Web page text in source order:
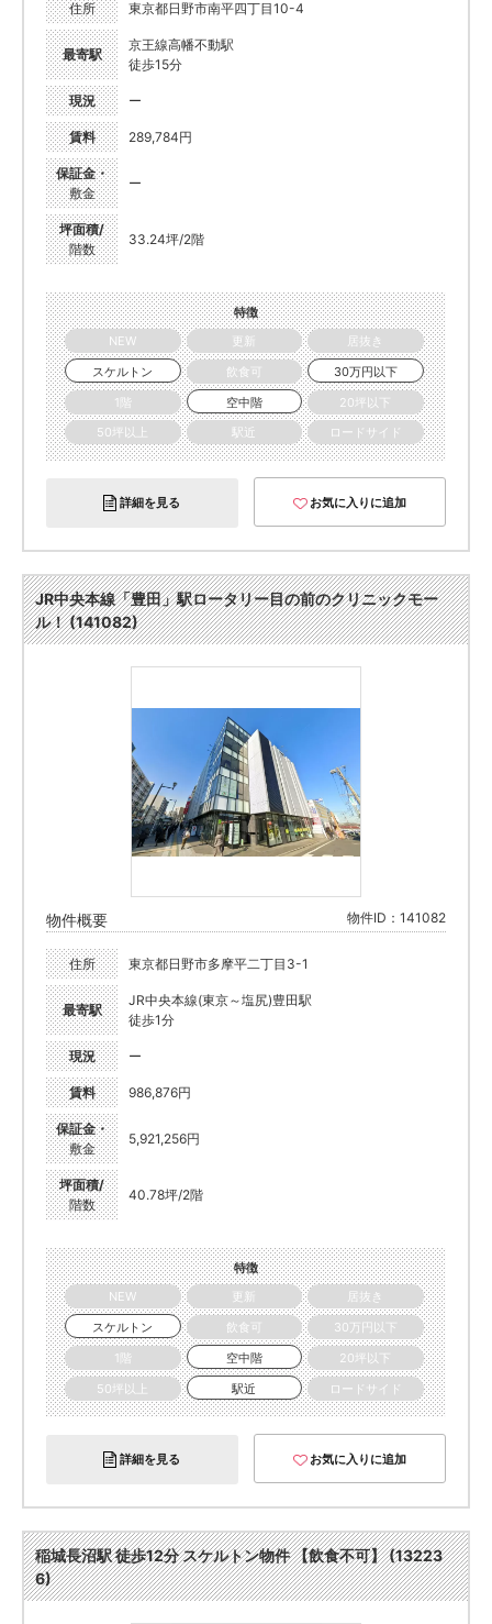
住所 東京都日野市南平四丁目10-4
最寄駅
京王線高幡不動駅
徒歩15分
現況 ー
賃料 289,784円
保証金・
敷金
ー
坪面積/
階数
33.24坪/2階
特徴
NEW
更新
居抜き
スケルトン
飲食可
30万円以下
1階
空中階
20坪以下
50坪以上
駅近 ロードサイド
詳細を見る お気に入りに追加
JR中央本線「豊田」駅ロータリー目の前のクリニックモー
ル！ (141082)
物件概要 物件ID：141082
住所 東京都日野市多摩平二丁目3-1
最寄駅
JR中央本線(東京～塩尻)豊田駅
徒歩1分
現況 ー
賃料 986,876円
保証金・
敷金
5,921,256円
坪面積/
階数
40.78坪/2階
特徴
NEW
更新
居抜き
スケルトン
飲食可
30万円以下
1階
空中階
20坪以下
50坪以上
駅近 ロードサイド
詳細を見る お気に入りに追加
稲城長沼駅 徒歩12分 スケルトン物件 【飲食不可】 (13223
6)